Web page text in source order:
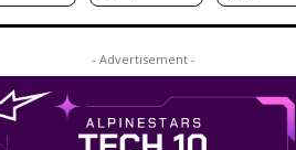
- Advertisement -